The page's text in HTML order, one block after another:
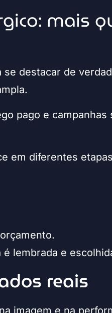
mais
destacar de
pago e campanhas
em diferentes
lembrada e
reais
imagem e na